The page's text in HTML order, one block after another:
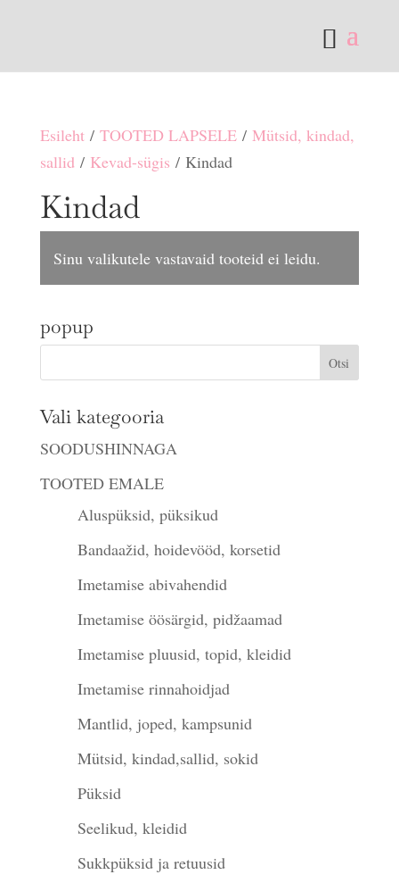
Esileht/ TOOTED LAPSELE/ Mütsid, kindad,
sallid/ Kevad-sügis / Kindad
Kindad
Sinu valikutele vastavaid tooteid ei leidu.
popup
Vali kategooria
SOODUSHINNAGA
TOOTED EMALE
Aluspüksid, püksikud
Bandaažid, hoidevööd, korsetid
Imetamise abivahendid
Imetamise öösärgid, pidžaamad
Imetamise pluusid, topid, kleidid
Imetamise rinnahoidjad
Mantlid, joped, kampsunid
Mütsid, kindad,sallid, sokid
Püksid
Seelikud, kleidid
Sukkpüksid ja retuusid